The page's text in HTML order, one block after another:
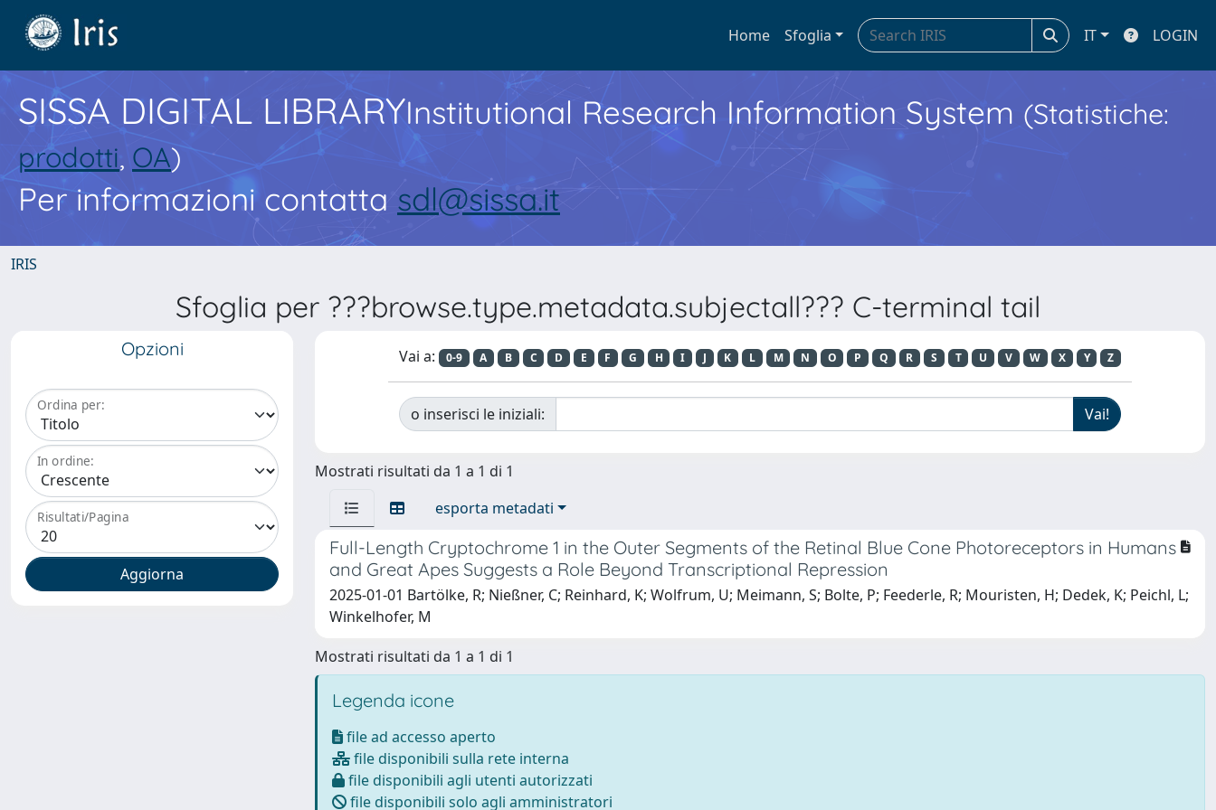
Home Sfoglia IT LOGIN
SISSA DIGITAL LIBRARYInstitutional Research Information System (Statistiche:
prodotti, OA)
Per informazioni contatta sdl@sissa.it
IRIS
Sfoglia per ???browse.type.metadata.subjectall??? C-terminal tail
Opzioni
Ordina per:
In ordine:
Risultati/Pagina
Vai a: 0-9 A B C D E F G H I J K L M N O P Q R S T U V W X Y Z
o inserisci le iniziali:
Mostrati risultati da 1 a 1 di 1
esporta metadati
Full-Length Cryptochrome 1 in the Outer Segments of the Retinal Blue Cone Photoreceptors in Humans
and Great Apes Suggests a Role Beyond Transcriptional Repression
2025-01-01 Bartölke, R; Nießner, C; Reinhard, K; Wolfrum, U; Meimann, S; Bolte, P; Feederle, R; Mouristen, H; Dedek, K; Peichl, L;
Winkelhofer, M
Mostrati risultati da 1 a 1 di 1
Legenda icone
file ad accesso aperto
file disponibili sulla rete interna
file disponibili agli utenti autorizzati
file disponibili solo agli amministratori